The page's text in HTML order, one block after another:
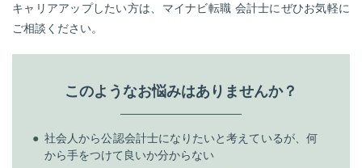
キャリアアップしたい方は、マイナビ転職 会計士にぜひお気軽に
ご相談ください。
このようなお悩みはありませんか？
社会人から公認会計士になりたいと考えているが、何
から手をつけて良いか分からない